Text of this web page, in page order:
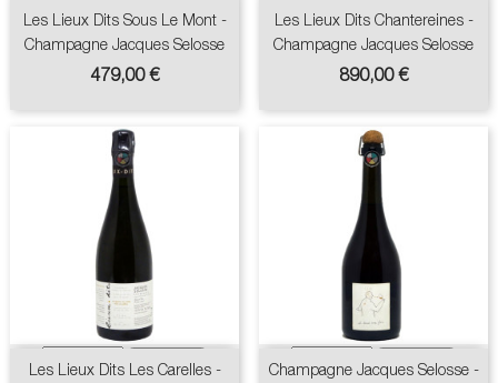
Les Lieux Dits Sous Le Mont -
Champagne Jacques Selosse
Prix
479,00 €
Les Lieux Dits Chantereines -
Champagne Jacques Selosse
Prix
890,00 €
Les Lieux Dits Les Carelles -
Champagne Jacques Selosse -